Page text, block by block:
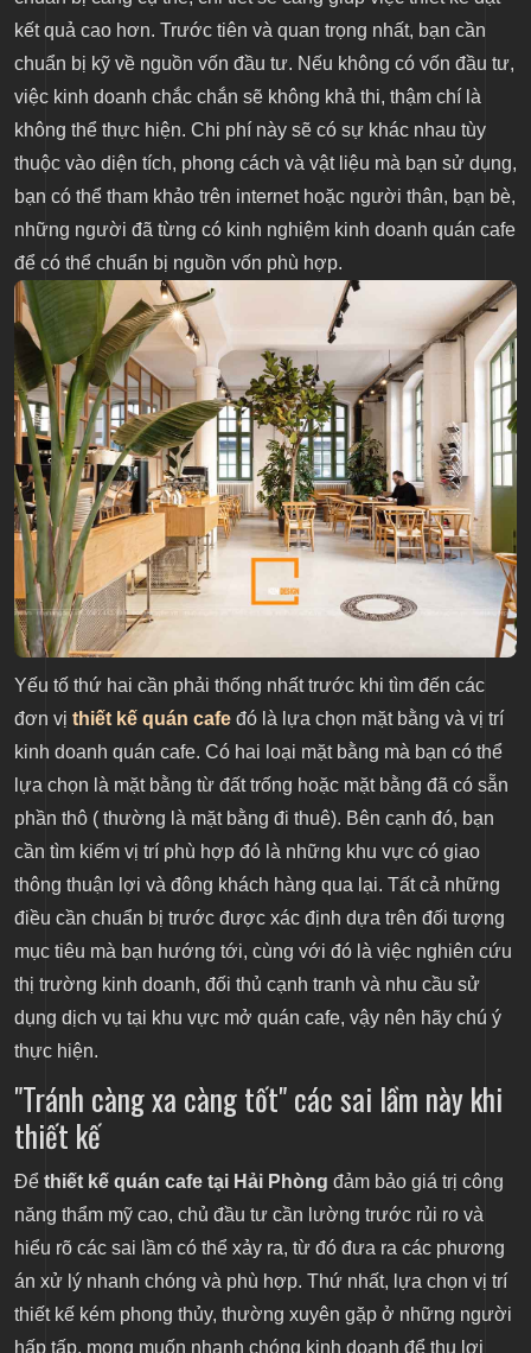
kết quả cao hơn. Trước tiên và quan trọng nhất, bạn cần
chuẩn bị kỹ về nguồn vốn đầu tư. Nếu không có vốn đầu tư,
việc kinh doanh chắc chắn sẽ không khả thi, thậm chí là
không thể thực hiện. Chi phí này sẽ có sự khác nhau tùy
thuộc vào diện tích, phong cách và vật liệu mà bạn sử dụng,
bạn có thể tham khảo trên internet hoặc người thân, bạn bè,
những người đã từng có kinh nghiệm kinh doanh quán cafe
để có thể chuẩn bị nguồn vốn phù hợp.
Yếu tố thứ hai cần phải thống nhất trước khi tìm đến các
đơn vị thiết kế quán cafe đó là lựa chọn mặt bằng và vị trí
kinh doanh quán cafe. Có hai loại mặt bằng mà bạn có thể
lựa chọn là mặt bằng từ đất trống hoặc mặt bằng đã có sẵn
phần thô ( thường là mặt bằng đi thuê). Bên cạnh đó, bạn
cần tìm kiếm vị trí phù hợp đó là những khu vực có giao
thông thuận lợi và đông khách hàng qua lại. Tất cả những
điều cần chuẩn bị trước được xác định dựa trên đối tượng
mục tiêu mà bạn hướng tới, cùng với đó là việc nghiên cứu
thị trường kinh doanh, đối thủ cạnh tranh và nhu cầu sử
dụng dịch vụ tại khu vực mở quán cafe, vậy nên hãy chú ý
thực hiện.
"Tránh càng xa càng tốt" các sai lầm này khi
thiết kế
Để thiết kế quán cafe tại Hải Phòng đảm bảo giá trị công
năng thẩm mỹ cao, chủ đầu tư cần lường trước rủi ro và
hiểu rõ các sai lầm có thể xảy ra, từ đó đưa ra các phương
án xử lý nhanh chóng và phù hợp. Thứ nhất, lựa chọn vị trí
thiết kế kém phong thủy, thường xuyên gặp ở những người
hấp tấp, mong muốn nhanh chóng kinh doanh để thu lợi